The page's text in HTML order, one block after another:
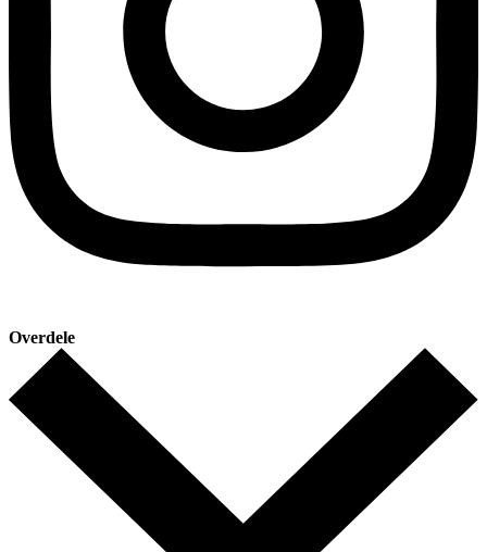
Overdele